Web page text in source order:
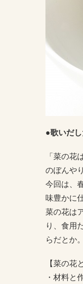
●歌いだ
「菜の花
のぼんや
今回は、
味豊かに
菜の花は
り、食用
らだとか
【菜の花
・材料と